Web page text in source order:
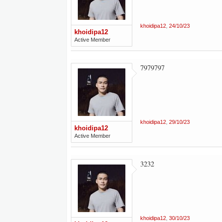
khoidipa12
Active Member
khoidipa12 24/10/23
khoidipa12
Active Member
7979797
khoidipa12 29/10/23
3232
khoidipa12 30/10/23